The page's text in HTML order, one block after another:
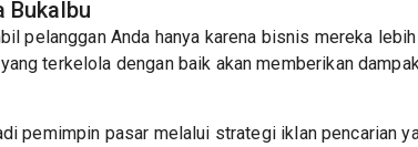
Bukalbu
pelanggan Anda hanya karena bisnis mereka
terkelola dengan baik akan memberikan
pemimpin pasar melalui strategi iklan pencarian